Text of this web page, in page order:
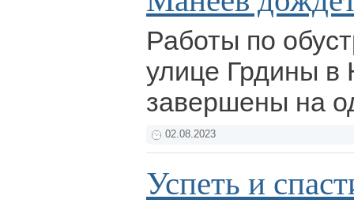
Работы по
улице Грдины в
завершены на
02.08.2023
Успеть и